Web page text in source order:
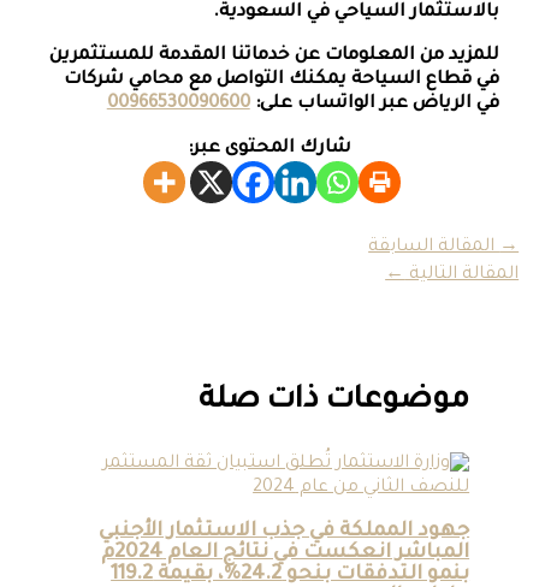
بالاستثمار السياحي في السعودية.
للمزيد من المعلومات عن خدماتنا المقدمة للمستثمرين
في قطاع السياحة يمكنك التواصل مع محامي شركات
في الرياض عبر الواتساب على:00966530090600
شارك المحتوى عبر:
→المقالة السابقة
المقالة التالية←
موضوعات ذات صلة
جهود المملكة في جذب الاستثمار الأجنبي
المباشر انعكست في نتائج العام 2024م
بنمو التدفقات بنحو 24.2%، بقيمة 119.2